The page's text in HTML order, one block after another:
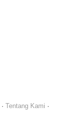
· Tentang Kami ·